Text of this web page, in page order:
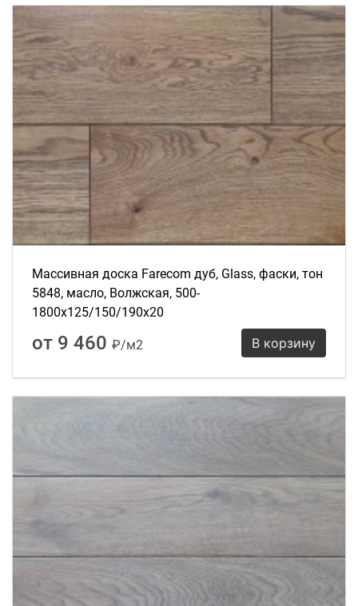
Массивная доска Farecom дуб, Glass, фаски, тон
5848, масло, Волжская, 500-
1800х125/150/190х20
от 9 460 ₽/м2 В корзину